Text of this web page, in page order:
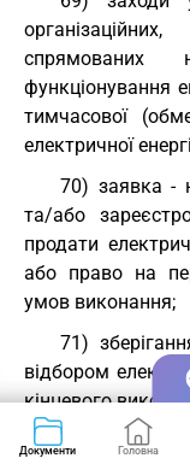
спрямованих
функціонування
тимчасової
електричної
70) заявка -
та/або
продати
або право на
умов виконання;
71)
відбором
кінцевого
вона була
енергії в
Документи Головна